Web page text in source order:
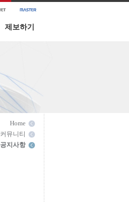
제보하기
Home
커뮤니티
공지사항